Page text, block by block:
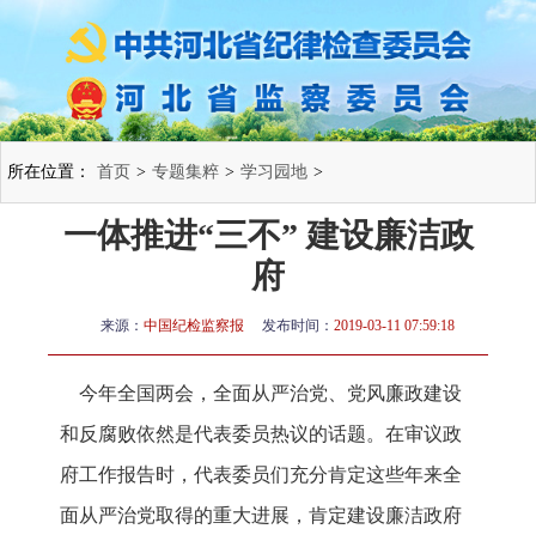
所在位置： 首页 > 专题集粹 > 学习园地 >
一体推进“三不” 建设廉洁政
府
来源： 中国纪检监察报 发布时间： 2019-03-11 07:59:18
今年全国两会，全面从严治党、党风廉政建设
和反腐败依然是代表委员热议的话题。在审议政
府工作报告时，代表委员们充分肯定这些年来全
面从严治党取得的重大进展，肯定建设廉洁政府